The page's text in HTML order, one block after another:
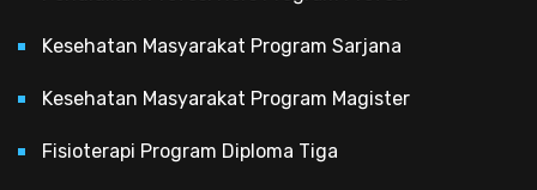
Kesehatan Masyarakat Program Sarjana
Kesehatan Masyarakat Program Magister
Fisioterapi Program Diploma Tiga